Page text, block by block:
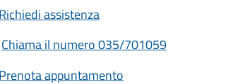
assistenza
Chiama il numero 035/701059
appuntamento